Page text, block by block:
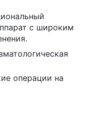
с широким
операции на